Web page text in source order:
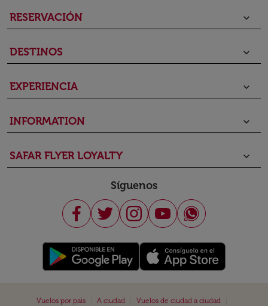
RESERVACIÓN keyboard_arrow_down
DESTINOS keyboard_arrow_down
EXPERIENCIA keyboard_arrow_down
INFORMATION keyboard_arrow_down
SAFAR FLYER LOYALTY keyboard_arrow_down
Síguenos
Vuelos por país A ciudad Vuelos de ciudad a ciudad